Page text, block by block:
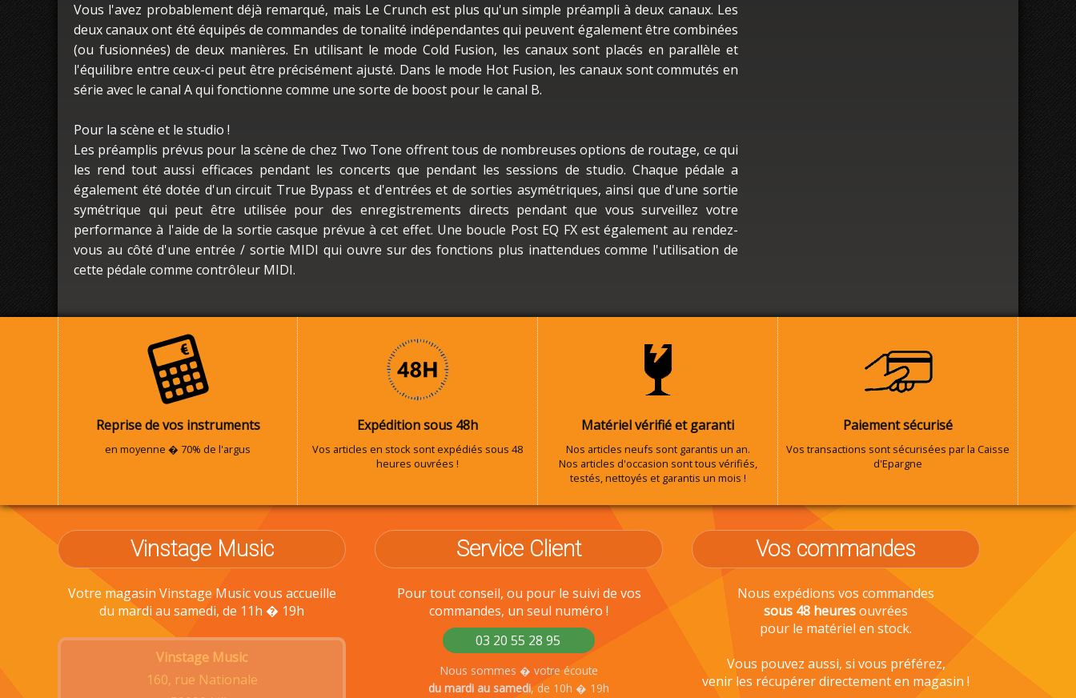
Vous l'avez probablement déjà remarqué, mais Le Crunch est plus qu'un simple préampli à deux canaux. Les
deux canaux ont été équipés de commandes de tonalité indépendantes qui peuvent également être combinées
(ou fusionnées) de deux manières. En utilisant le mode Cold Fusion, les canaux sont placés en parallèle et
l'équilibre entre ceux-ci peut être précisément ajusté. Dans le mode Hot Fusion, les canaux sont commutés en
série avec le canal A qui fonctionne comme une sorte de boost pour le canal B.
Pour la scène et le studio !
Les préamplis prévus pour la scène de chez Two Tone offrent tous de nombreuses options de routage, ce qui
les rend tout aussi efficaces pendant les concerts que pendant les sessions de studio. Chaque pédale a
également été dotée d'un circuit True Bypass et d'entrées et de sorties asymétriques, ainsi que d'une sortie
symétrique qui peut être utilisée pour des enregistrements directs pendant que vous surveillez votre
performance à l'aide de la sortie casque prévue à cet effet. Une boucle Post EQ FX est également au rendez-
vous au côté d'une entrée / sortie MIDI qui ouvre sur des fonctions plus inattendues comme l'utilisation de
cette pédale comme contrôleur MIDI.
Reprise de vos instruments
en moyenne � 70% de l'argus
Expédition sous 48h
Vos articles en stock sont expédiés sous 48
heures ouvrées !
Matériel vérifié et garanti
Nos articles neufs sont garantis un an.
Nos articles d'occasion sont tous vérifiés,
testés, nettoyés et garantis un mois !
Paiement sécurisé
Vos transactions sont sécurisées par la Caisse
d'Epargne
Vinstage Music
Votre magasin Vinstage Music vous accueille
du mardi au samedi, de 11h � 19h
Vinstage Music
160, rue Nationale
Service Client
Pour tout conseil, ou pour le suivi de vos
commandes, un seul numéro !
03 20 55 28 95
Nous sommes � votre écoute
du mardi au samedi, de 10h � 19h
Vos commandes
Nous expédions vos commandes
sous 48 heuresouvrées
pour le matériel en stock.
Vous pouvez aussi, si vous préférez,
venir les récupérer directement en magasin !